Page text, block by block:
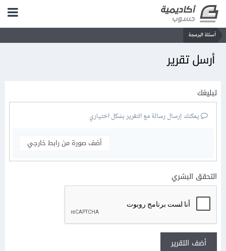
أسئلة البرمجة
أرسل تقرير
تبليغك
يمكنك إرسال رسالة مع التقرير بشكل اختياري
أضف صورة من رابط خارجي
التحقق البشري
أضف التقرير